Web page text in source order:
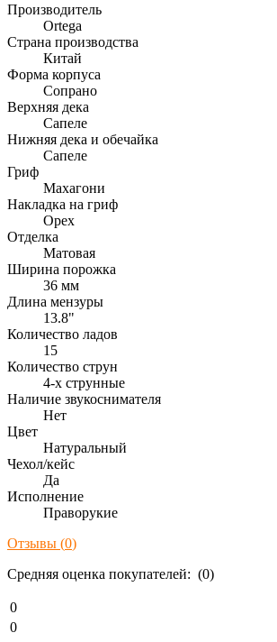
Производитель
Ortega
Страна производства
Китай
Форма корпуса
Сопрано
Верхняя дека
Сапеле
Нижняя дека и обечайка
Сапеле
Гриф
Махагони
Накладка на гриф
Орех
Отделка
Матовая
Ширина порожка
36 мм
Длина мензуры
13.8"
Количество ладов
15
Количество струн
4-х струнные
Наличие звукоснимателя
Нет
Цвет
Натуральный
Чехол/кейс
Да
Исполнение
Праворукие
Отзывы (0)
Средняя оценка покупателей: (0)
0
0